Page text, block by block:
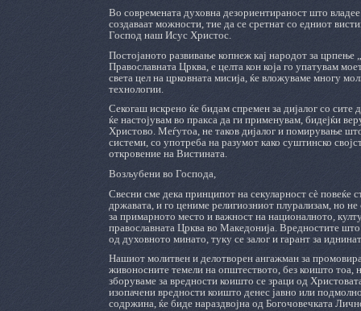
Во современата духовна дезориентираност што
создаваат можности, тие да се сретнат со едниот
Господ наш Исус Христос.
Постојаното развивање копнеж кај народот за
Православната Црква, е целта кон која го упатувам
света цел на црковната мисија, ќе вложуваме многу
технологии.
Секогаш искрено ќе бидам спремен за дијалог со
ќе настојувам во пракса да ги применувам, бидејќи
Христово. Меѓутоа, не таков дијалог и помирување
системи, со употреба на разумот како суштинско
откровение на Вистината.
Возљубени во Господа,
Свесни сме дека принципот на секуларност сè повеќе
државата, и го цениме религиозниот плурализам, но
за примарното место и важност на националното,
православната Црква во Македонија. Вредностите
од духовното минато, туку се залог и гарант за
Нашиот молитвен и делотворен ангажман за
живоносните темели на општеството, без коишто тоа,
зборуваме за вредности коишто се зраци од
изопачени вредности коишто денес јавно или
содржина, ќе биде нараздвојна од Богочовечката